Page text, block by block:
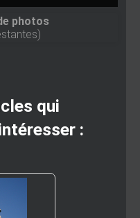
photos
qui
: